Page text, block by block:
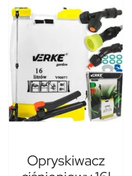
Opryskiwacz